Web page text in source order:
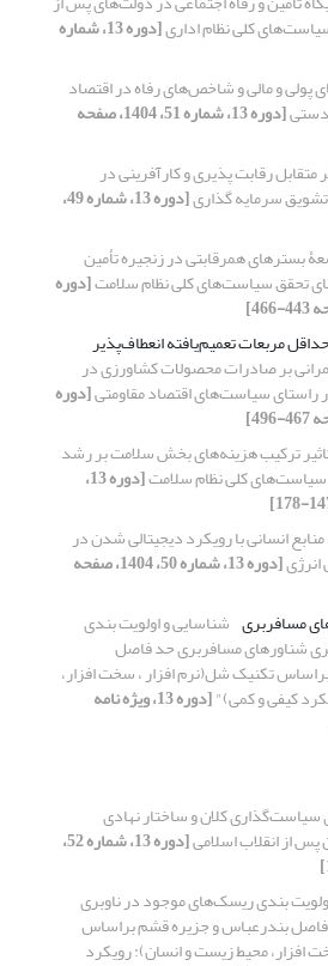
کلی نظام اداری [دوره 13، شماره
و مالی و شاخص‌های رفاه در اقتصاد
[دوره 13، شماره 51، 1404، صفحه
متقابل رقابت پذیری و کارآفرینی در
سرمایه گذاری [دوره 13، شماره 49،
بسترهای همرقابتی در زنجیره تأمین
تحقق سیاست‌های کلی نظام سلامت[دوره
مربعات تعمیم‌یافته انعطاف‌پذیر
بر صادرات محصولات کشاورزی در
سیاست‌های اقتصاد مقاومتی[دوره
ترکیب هزینه‌های بخش سلامت بر رشد
کلی نظام سلامت [دوره 13،
انسانی با رویکرد دیجیتالی شدن در
[دوره 13، شماره 50، 1404، صفحه
مسافربری شناسایی و اولویت بندی
شناورهای مسافربری حد فاصل
تکنیک شل(نرم افزار ، سخت افزار،
کیفی و کمی)" [دوره 13، ویژه نامه
کلان و ساختار نهادی
از انقلاب اسلامی [دوره 13، شماره 52،
بندی ریسک‌های موجود در ناوبری
بندرعباس و جزیره قشم براساس
افزار، محیط زیست و انسان): رویکرد